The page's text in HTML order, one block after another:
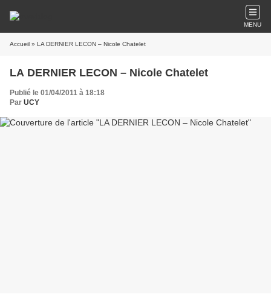
MENU
Accueil » LA DERNIER LECON – Nicole Chatelet
LA DERNIER LECON – Nicole Chatelet
Publié le 01/04/2011 à 18:18
Par UCY